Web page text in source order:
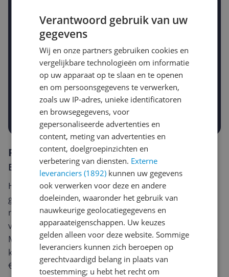
Krijg een seintje zodra de prijs zakt
Gewenste daling of bedrag
-5% -10% -15%
Gewenste prijs
€
Prijsalert aanzetten
Reviews
Er zijn nog geen reviews geschreven
Heb jij dit product in bezit en wil je graag je mening
geven? Start dan hieronder met het schrijven van je
review. Afhankelijk van de details duurt het schrijven
van een review gemiddeld tussen de 3 en 10 minuten.
Met jouw mening help je andere bezoekers een betere
keuze te maken én maak je iedere maand kans op
€250,-!
Klik hier voor de actievoorwaarden.
Verantwoord gebruik van uw
gegevens
Wij en onze partners gebruiken cookies en
vergelijkbare technologieën om informatie
op uw apparaat op te slaan en te openen
en om persoonsgegevens te verwerken,
zoals uw IP-adres, unieke identificatoren
en browsegegevens, voor
gepersonaliseerde advertenties en
content, meting van advertenties en
content, doelgroepinzichten en
verbetering van diensten. Externe
leveranciers (1892) kunnen uw gegevens
ook verwerken voor deze en andere
doeleinden, waaronder het gebruik van
nauwkeurige geolocatiegegevens en
apparaateigenschappen. Uw keuzes
gelden alleen voor deze website. Sommige
leveranciers kunnen zich beroepen op
gerechtvaardigd belang in plaats van
toestemming; u hebt het recht om